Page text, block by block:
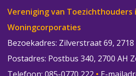
Vereniging van Toezichthouders
Woningcorporaties
Bezoekadres: Zilverstraat 69,
Postadres: Postbus 340, 2700 AH